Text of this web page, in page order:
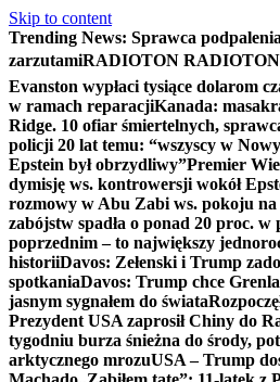
Skip to content
Trending News: Sprawca
zarzutamiRADIOTON
Evanston wypłaci tysiące dolarom
w ramach reparacjiKanada:
Ridge. 10 ofiar śmiertelnych,
policji 20 lat temu: “wszyscy w
Epstein był obrzydliwy”Premier
dymisję ws. kontrowersji wokół
rozmowy w Abu Zabi ws. pokoju
zabójstw spadła o ponad 20 proc.
poprzednim – to największy
historiiDavos: Zełenski i Trump
spotkaniaDavos: Trump chce
jasnym sygnałem do świata
Prezydent USA zaprosił Chiny do
tygodniu burza śnieżna do środy,
arktycznego mrozuUSA – Trump